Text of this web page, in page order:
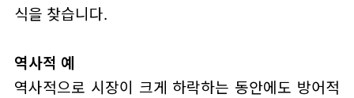
식을 찾습니다.
역사적 예
역사적으로 시장이 크게 하락하는 동안에도 방어적